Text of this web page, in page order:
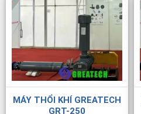
MÁY THỔI KHÍ GREATECH
GRT-250